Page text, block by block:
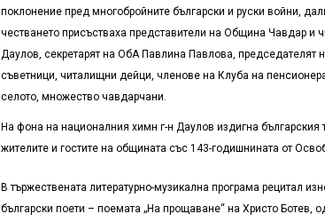
поклонение пред многобройните български и руски войни,
честването присъстваха представители на Община Чавдар и
Даулов, секретарят на ОбАПавлина Павлова, председателят
съветници, читалищни дейци, членове на Клуба на
селото, множество чавдарчани.
На фона на националния химн г-н Даулов издигна българския
жителите и гостите на общината със 143-годишнината от
В тържествената литературно-музикална програма рецитал
български поети – поемата „На прощаване“ на Христо Ботев,